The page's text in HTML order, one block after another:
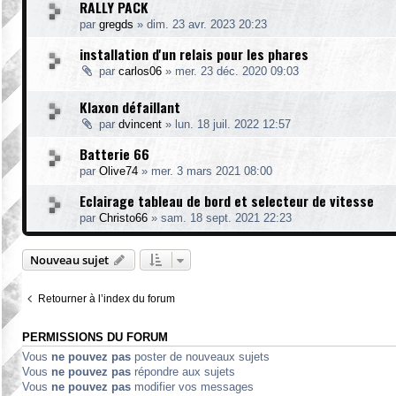
RALLY PACK
par gregds » dim. 23 avr. 2023 20:23
installation d'un relais pour les phares
par carlos06 » mer. 23 déc. 2020 09:03
Klaxon défaillant
par dvincent » lun. 18 juil. 2022 12:57
Batterie 66
par Olive74 » mer. 3 mars 2021 08:00
Eclairage tableau de bord et selecteur de vitesse
par Christo66 » sam. 18 sept. 2021 22:23
Nouveau sujet
Retourner à l’index du forum
PERMISSIONS DU FORUM
Vous ne pouvez pas poster de nouveaux sujets
Vous ne pouvez pas répondre aux sujets
Vous ne pouvez pas modifier vos messages